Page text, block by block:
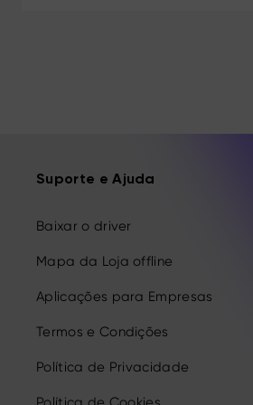
Suporte e Ajuda
Baixar o driver
Mapa da Loja offline
Aplicações para Empresas
Termos e Condições
Política de Privacidade